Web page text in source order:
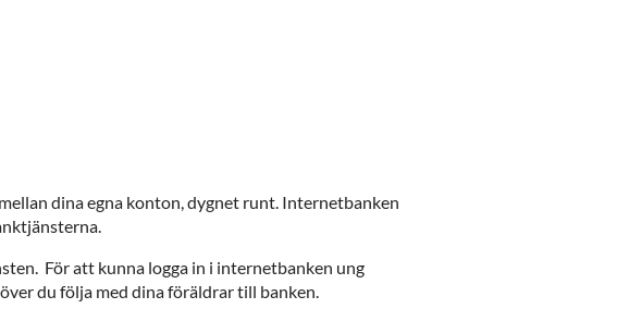
dina egna konton, dygnet runt. Internetbanken
För att kunna logga in i internetbanken ung
du följa med dina föräldrar till banken.